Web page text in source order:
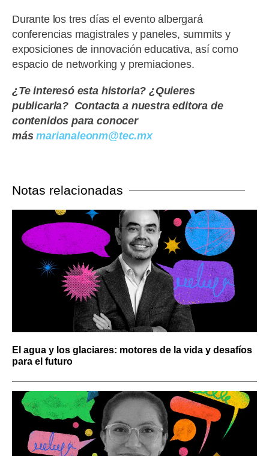
Durante los tres días el evento albergará
conferencias magistrales y paneles, summits y
exposiciones de innovación educativa, así como
espacio de networking y premiaciones.
¿Te interesó esta historia? ¿Quieres
publicarla? Contacta a nuestra editora de
contenidos para conocer
másmarianaleonm@tec.mx
Notas relacionadas
El agua y los glaciares: motores de la vida y desafíos
para el futuro